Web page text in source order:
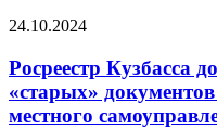
24.10.2024
Росреестр Кузбасса
«старых»
местного